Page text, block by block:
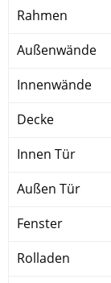
Rahmen
Außenwände
Innenwände
Decke
Innen Tür
Außen Tür
Fenster
Rolladen